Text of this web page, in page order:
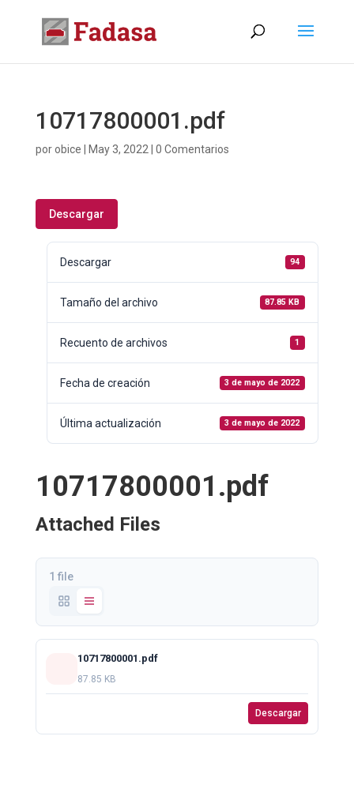
10717800001.pdf
porobice May 3, 2022 0 Comentarios
Descargar
Descargar 94
Tamaño del archivo 87.85 KB
Recuento de archivos 1
Fecha de creación 3 de mayo de 2022
Última actualización 3 de mayo de 2022
10717800001.pdf
Attached Files
1 file
10717800001.pdf
87.85 KB
Descargar